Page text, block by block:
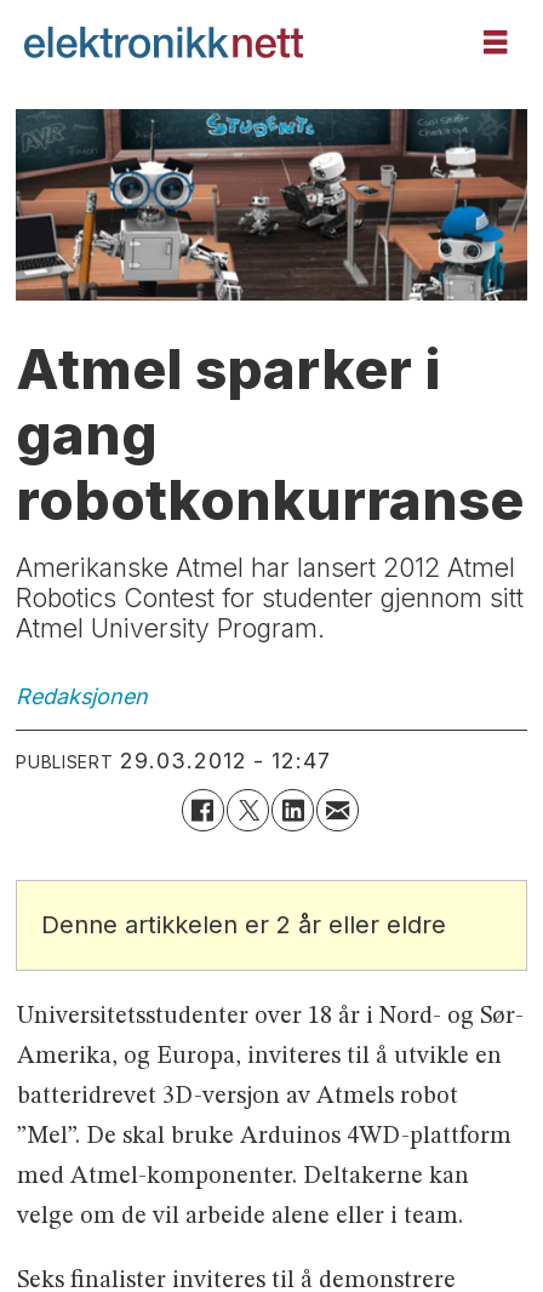
Atmel sparker i
gang
robotkonkurranse
Amerikanske Atmel har lansert 2012 Atmel
Robotics Contest for studenter gjennom sitt
Atmel University Program.
Redaksjonen
PUBLISERT 29.03.2012 - 12:47
Denne artikkelen er 2 år eller eldre
Universitetsstudenter over 18 år i Nord- og Sør-
Amerika, og Europa, inviteres til å utvikle en
batteridrevet 3D-versjon av Atmels robot
”Mel”. De skal bruke Arduinos 4WD-plattform
med Atmel-komponenter. Deltakerne kan
velge om de vil arbeide alene eller i team.
Seks finalister inviteres til å demonstrere